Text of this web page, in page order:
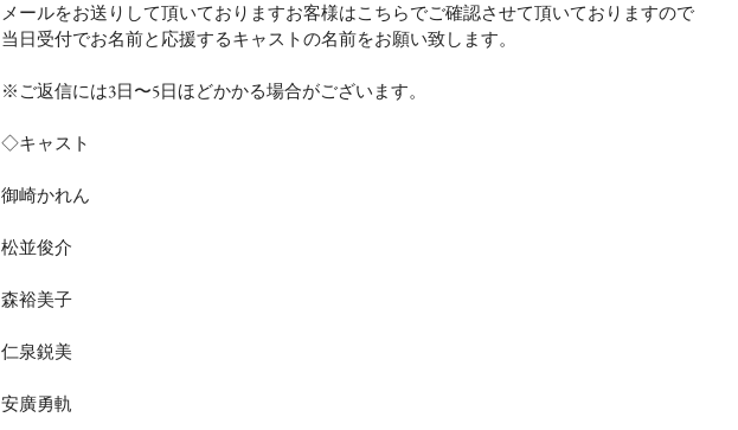
メールをお送りして頂いておりますお客様はこちらでご確認させて頂いておりますので
当日受付でお名前と応援するキャストの名前をお願い致します。
※ご返信には3日〜5日ほどかかる場合がございます。
◇キャスト
御崎かれん
松並俊介
森裕美子
仁泉鋭美
安廣勇軌